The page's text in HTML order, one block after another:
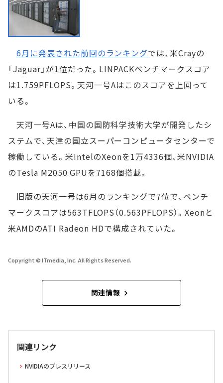
6月に発表された前回のランキングでは、米Crayの
「Jaguar」が1位だった。LINPACKベンチマークスコア
は1.759PFLOPS。天河一号Aはこのスコアを上回って
いる。
天河一号Aは、中国の国防科学技術大学が開発したシ
ステムで、天津の国立スーパーコンピュータセンターで
稼働している。米IntelのXeonを1万4336個、米NVIDIA
のTesla M2050 GPUを7168個搭載。
旧版の天河一号は6月のランキングで7位で、ベンチ
マークスコアは563TFLOPS（0.563PFLOPS）。Xeonと
米AMDのATI Radeon HDで構成されていた。
Copyright © ITmedia, Inc. All Rights Reserved.
関連情報
関連リンク
NVIDIAのプレスリリース